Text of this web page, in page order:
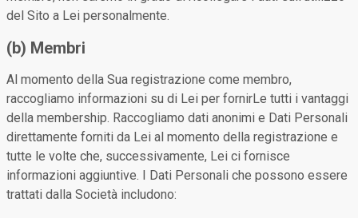
del Sito a Lei personalmente.
(b) Membri
Al momento della Sua registrazione come membro,
raccogliamo informazioni su di Lei per fornirLe tutti i vantaggi
della membership. Raccogliamo dati anonimi e Dati Personali
direttamente forniti da Lei al momento della registrazione e
tutte le volte che, successivamente, Lei ci fornisce
informazioni aggiuntive. I Dati Personali che possono essere
trattati dalla Società includono: